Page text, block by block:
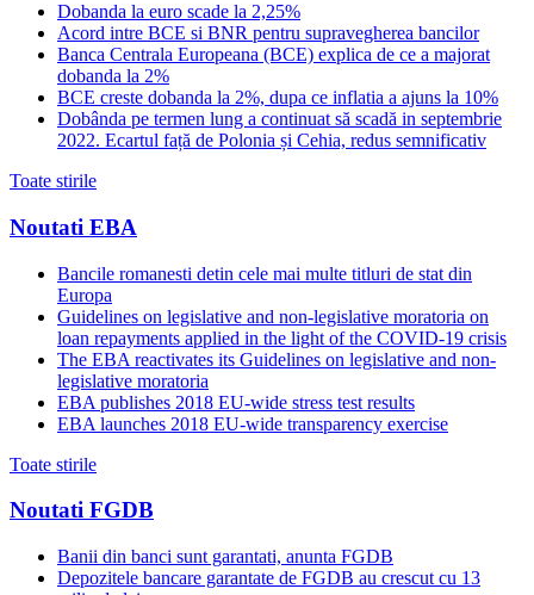
Dobanda la euro scade la 2,25%
Acord intre BCE si BNR pentru supravegherea bancilor
Banca Centrala Europeana (BCE) explica de ce a majorat
dobanda la 2%
BCE creste dobanda la 2%, dupa ce inflatia a ajuns la 10%
Dobânda pe termen lung a continuat să scadă in septembrie
2022. Ecartul față de Polonia și Cehia, redus semnificativ
Toate stirile
Noutati EBA
Bancile romanesti detin cele mai multe titluri de stat din
Europa
Guidelines on legislative and non-legislative moratoria on
loan repayments applied in the light of the COVID-19 crisis
The EBA reactivates its Guidelines on legislative and non-
legislative moratoria
EBA publishes 2018 EU-wide stress test results
EBA launches 2018 EU-wide transparency exercise
Toate stirile
Noutati FGDB
Banii din banci sunt garantati, anunta FGDB
Depozitele bancare garantate de FGDB au crescut cu 13